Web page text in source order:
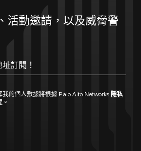
活動邀請，以及威脅警
的個人數據將根據 Palo Alto Networks 隱私